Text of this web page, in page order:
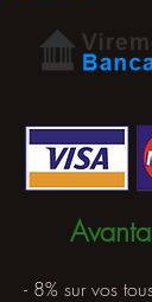
- 8% sur vos